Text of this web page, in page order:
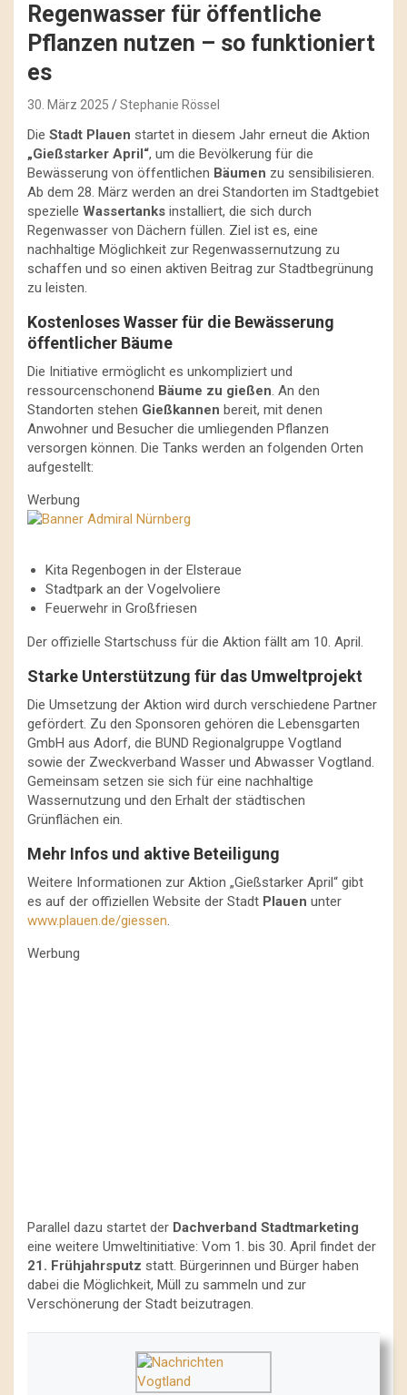
Regenwasser für öffentliche
Pflanzen nutzen – so funktioniert
es
30. März 2025 Stephanie Rössel
Die Stadt Plauen startet in diesem Jahr erneut die Aktion
„Gießstarker April“, um die Bevölkerung für die
Bewässerung von öffentlichen Bäumen zu sensibilisieren.
Ab dem 28. März werden an drei Standorten im Stadtgebiet
spezielle Wassertanks installiert, die sich durch
Regenwasser von Dächern füllen. Ziel ist es, eine
nachhaltige Möglichkeit zur Regenwassernutzung zu
schaffen und so einen aktiven Beitrag zur Stadtbegrünung
zu leisten.
Kostenloses Wasser für die Bewässerung
öffentlicher Bäume
Die Initiative ermöglicht es unkompliziert und
ressourcenschonend Bäume zu gießen. An den
Standorten stehen Gießkannen bereit, mit denen
Anwohner und Besucher die umliegenden Pflanzen
versorgen können. Die Tanks werden an folgenden Orten
aufgestellt:
Werbung
Kita Regenbogen in der Elsteraue
Stadtpark an der Vogelvoliere
Feuerwehr in Großfriesen
Der offizielle Startschuss für die Aktion fällt am 10. April.
Starke Unterstützung für das Umweltprojekt
Die Umsetzung der Aktion wird durch verschiedene Partner
gefördert. Zu den Sponsoren gehören die Lebensgarten
GmbH aus Adorf, die BUND Regionalgruppe Vogtland
sowie der Zweckverband Wasser und Abwasser Vogtland.
Gemeinsam setzen sie sich für eine nachhaltige
Wassernutzung und den Erhalt der städtischen
Grünflächen ein.
Mehr Infos und aktive Beteiligung
Weitere Informationen zur Aktion „Gießstarker April“ gibt
es auf der offiziellen Website der Stadt Plauen unter
www.plauen.de/giessen.
Werbung
Parallel dazu startet der Dachverband Stadtmarketing
eine weitere Umweltinitiative: Vom 1. bis 30. April findet der
21. Frühjahrsputz statt. Bürgerinnen und Bürger haben
dabei die Möglichkeit, Müll zu sammeln und zur
Verschönerung der Stadt beizutragen.